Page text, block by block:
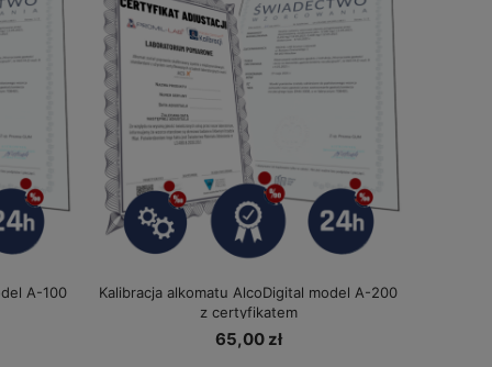
A-100
Kalibracja alkomatu AlcoDigital model A-200
z certyfikatem
65,00 zł